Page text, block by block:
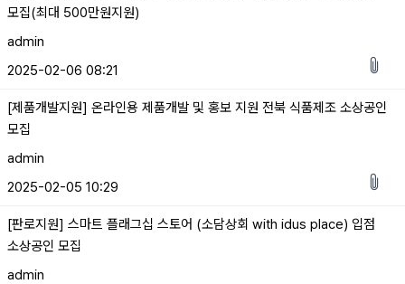
모집(최대 500만원지원)
admin
2025-02-06 08:21
[제품개발지원] 온라인용 제품개발 및 홍보 지원 전북 식품제조 소상공인
모집
admin
2025-02-05 10:29
[판로지원] 스마트 플래그십 스토어 (소담상회 with idus place) 입점
소상공인 모집
admin